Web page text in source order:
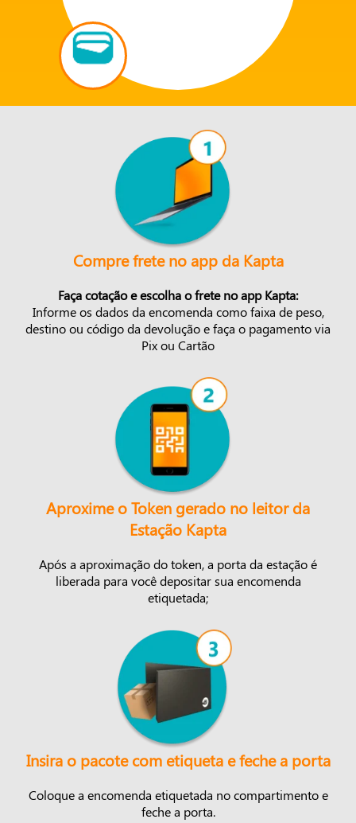
Compre frete no app da Kapta
Faça cotação e escolha o frete no app Kapta:
Informe os dados da encomenda como faixa de peso,
destino ou código da devolução e faça o pagamento via
Pix ou Cartão
Aproxime o Token gerado no leitor da
Estação Kapta
Após a aproximação do token, a porta da estação é
liberada para você depositar sua encomenda
etiquetada;
Insira o pacote com etiqueta e feche a porta
Coloque a encomenda etiquetada no compartimento e
feche a porta.